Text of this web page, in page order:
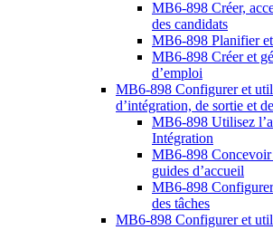
MB6-898 Créer,
des candidats
MB6-898 Planifier
MB6-898 Créer et
d’emploi
MB6-898 Configurer et
d’intégration, de sortie et
MB6-898 Utilisez
Intégration
MB6-898 Concevoir
guides d’accueil
MB6-898
des tâches
MB6-898 Configurer et